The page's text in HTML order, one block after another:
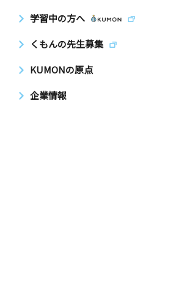
学習中の方へ
くもんの先生募集
KUMONの原点
企業情報